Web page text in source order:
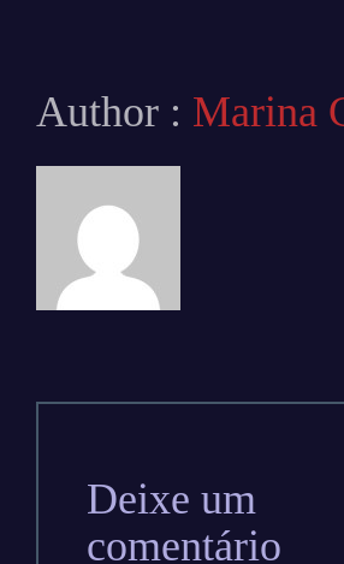
Author : Marina
Deixe um
comentário